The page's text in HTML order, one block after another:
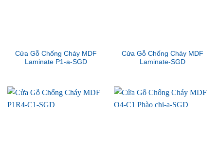
Cửa Gỗ Chống Cháy MDF
Laminate P1-a-SGD
Cửa Gỗ Chống Cháy MDF
Laminate-SGD